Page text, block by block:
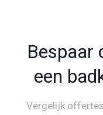
Bespaar
een
Vergelijk